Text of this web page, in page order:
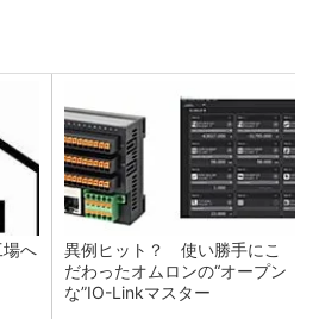
へ
異例ヒット？ 使い勝手にこ
だわったオムロンの“オープン
な”IO-Linkマスター